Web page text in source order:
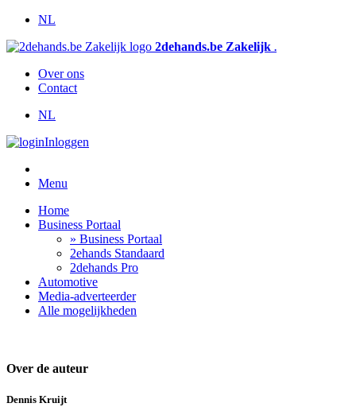
NL
2dehands.be Zakelijk .
Over ons
Contact
NL
Inloggen
Menu
Home
Business Portaal
» Business Portaal
2ehands Standaard
2dehands Pro
Automotive
Media-adverteerder
Alle mogelijkheden
Over de auteur
Dennis Kruijt